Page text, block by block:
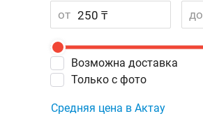
от до
Возможна доставка
Только с фото
Средняя цена в Актау